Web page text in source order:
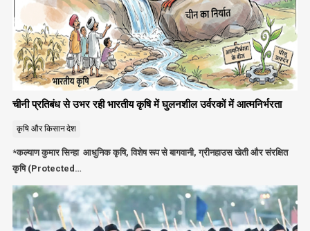
चीनी प्रतिबंध से उभर रही भारतीय कृषि में घुलनशील उर्वरकों में आत्मनिर्भरता
कृषि और किसानदेश
*कल्याण कुमार सिन्हा आधुनिक कृषि, विशेष रूप से बागवानी, ग्रीनहाउस खेती और संरक्षित
कृषि (Protected…